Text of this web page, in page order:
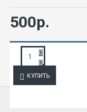
500р.
КУПИТЬ